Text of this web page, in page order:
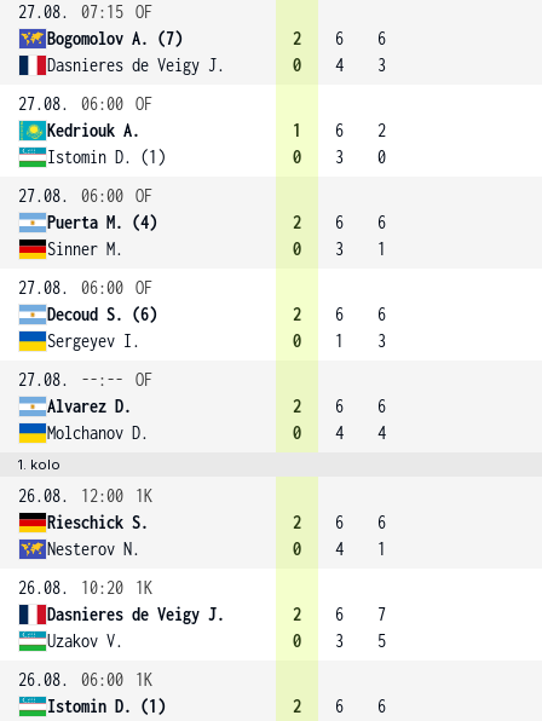
27.08.
07:15 OF
Bogomolov A. (7)
Dasnieres de Veigy J.
2
0
6
4
6
3
27.08.
06:00 OF
Kedriouk A.
Istomin D. (1)
1
0
6
3
2
0
27.08.
06:00 OF
Puerta M. (4)
Sinner M.
2
0
6
3
6
1
27.08.
06:00 OF
Decoud S. (6)
Sergeyev I.
2
0
6
1
6
3
27.08.
--:--
OF
Alvarez D.
Molchanov D.
2
0
6
4
6
4
1. kolo
26.08. 12:00
1K
Rieschick S.
Nesterov N.
2
0
6
4
6
1
26.08.
10:20
1K
Dasnieres de Veigy J.
Uzakov V.
2
0
6
3
7
5
26.08.
06:00
1K
Istomin D. (1)
2
6
6